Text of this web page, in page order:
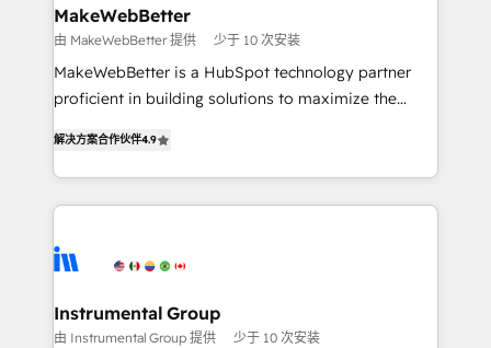
scale. 🏆 HubSpot’s CEO called us “the partner of the
future.” Others agree it is proof of trust built through
measurable impact.
MakeWebBetter
由 MakeWebBetter 提供 少于 10 次安装
MakeWebBetter is a HubSpot technology partner
proficient in building solutions to maximize the
growing tech-enabler & facilitator, MakeWebBetter,
hands you the blend of HubSpot expertise &
eminent solutions & integrations. Trust us to
Elite Partners with 10+ years of HubSpot experience
Premier Partner 2023 🌟5 HubSpot Accreditations 🌟
Won HubSpot Theme Challenge 2021 🌟INBOUND’19
解决方案合作伙伴4.9
Instrumental Group
由 Instrumental Group 提供 少于 10 次安装